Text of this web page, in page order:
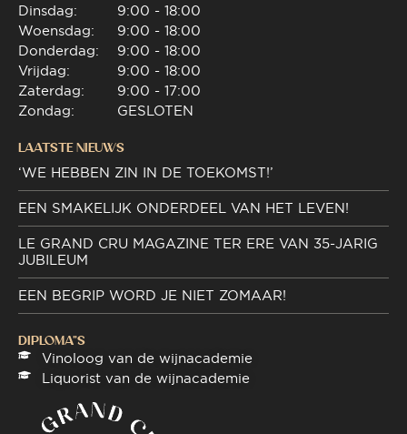
Dinsdag:
Woensdag:
Donderdag:
Vrijdag:
Zaterdag:
Zondag:
9:00 - 18:00
9:00 - 18:00
9:00 - 18:00
9:00 - 18:00
9:00 - 17:00
GESLOTEN
LAATSTE NIEUWS
‘WE HEBBEN ZIN IN DE TOEKOMST!’
EEN SMAKELIJK ONDERDEEL VAN HET LEVEN!
LE GRAND CRU MAGAZINE TER ERE VAN 35-JARIG
JUBILEUM
EEN BEGRIP WORD JE NIET ZOMAAR!
DIPLOMA"S
Vinoloog van de wijnacademie
Liquorist van de wijnacademie